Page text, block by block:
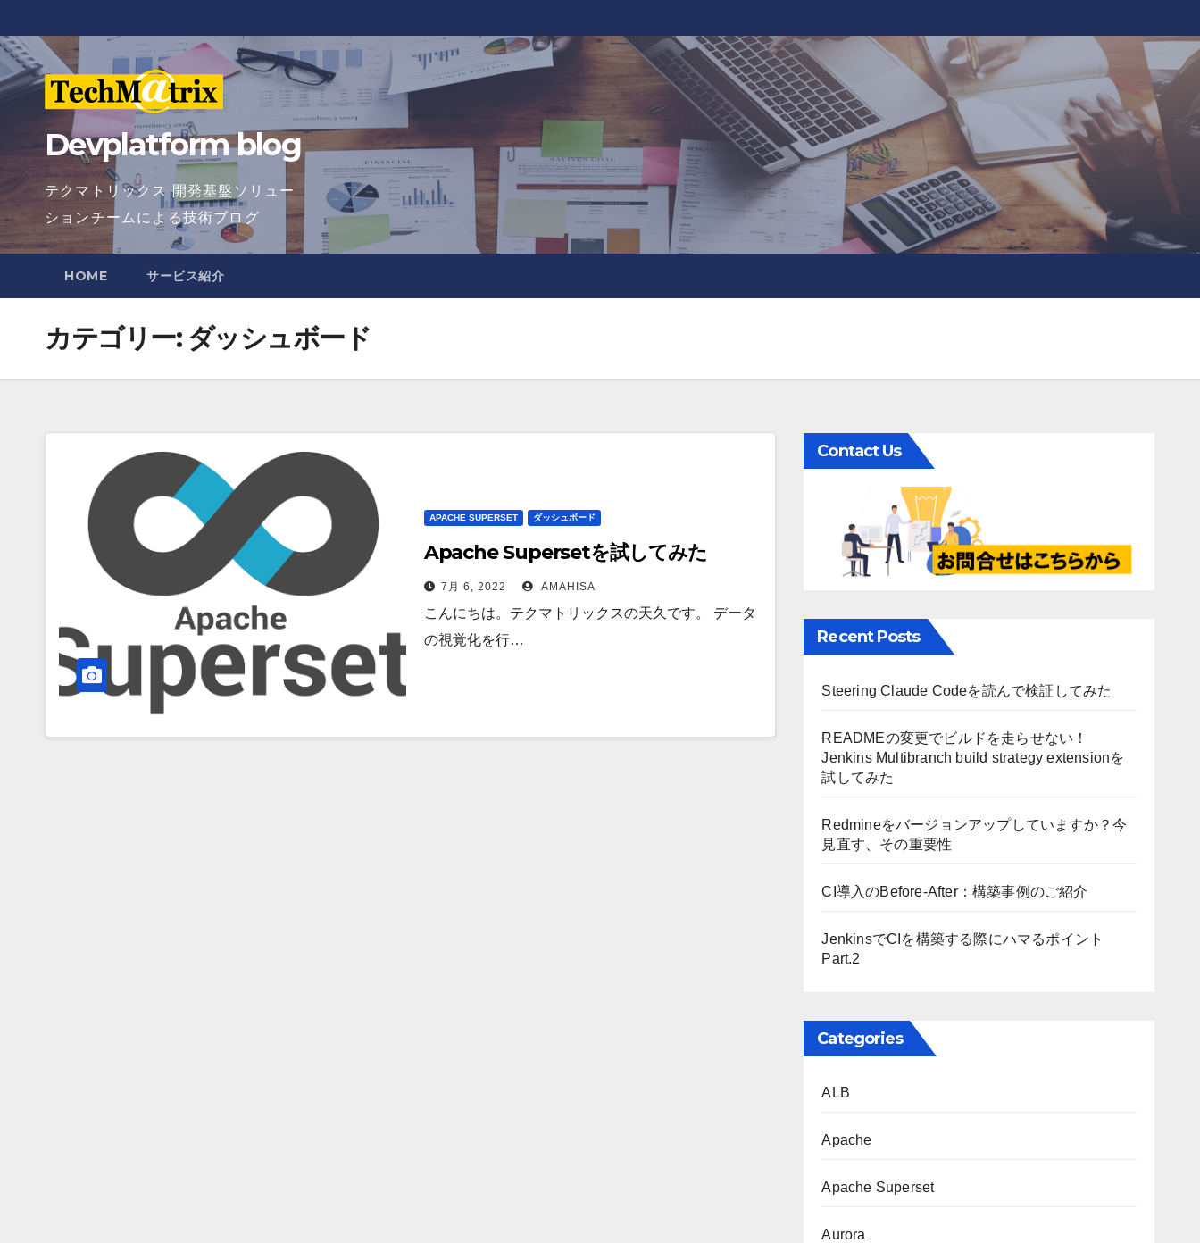
to
content
Devplatform blog
テクマトリックス 開発基盤ソリュー
ションチームによる技術ブログ
HOME サービス紹介
カテゴリー: ダッシュボード
APACHE SUPERSET ダッシュボード
Apache Supersetを試してみた
7月 6, 2022 AMAHISA
こんにちは。テクマトリックスの天久です。 データ
の視覚化を行…
Contact Us
Recent Posts
Steering Claude Codeを読んで検証してみた
READMEの変更でビルドを走らせない！
Jenkins Multibranch build strategy extensionを
試してみた
Redmineをバージョンアップしていますか？今
見直す、その重要性
CI導入のBefore-After：構築事例のご紹介
JenkinsでCIを構築する際にハマるポイント
Part.2
Categories
ALB
Apache
Apache Superset
Aurora